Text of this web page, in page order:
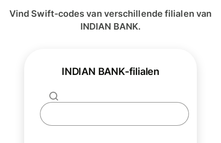
Vind Swift-codes van verschillende filialen van
INDIAN BANK.
INDIAN BANK-filialen